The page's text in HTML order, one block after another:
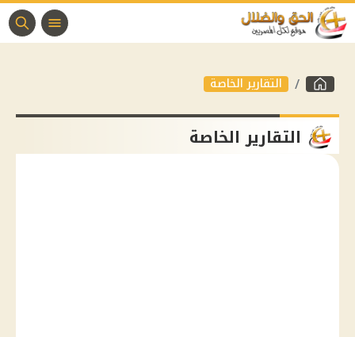
التقارير الخاصة
التقارير الخاصة